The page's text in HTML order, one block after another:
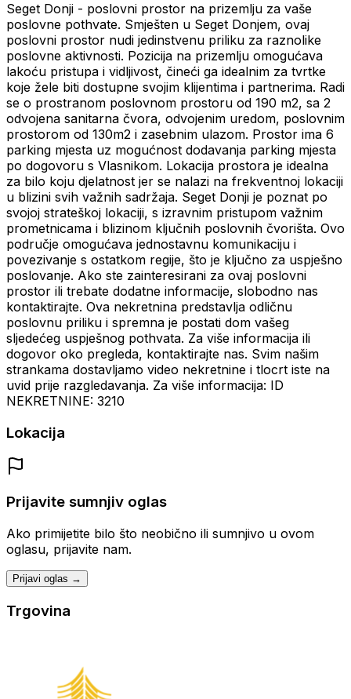
Seget Donji - poslovni prostor na prizemlju za vaše
poslovne pothvate. Smješten u Seget Donjem, ovaj
poslovni prostor nudi jedinstvenu priliku za raznolike
poslovne aktivnosti. Pozicija na prizemlju omogućava
lakoću pristupa i vidljivost, čineći ga idealnim za tvrtke
koje žele biti dostupne svojim klijentima i partnerima. Radi
se o prostranom poslovnom prostoru od 190 m2, sa 2
odvojena sanitarna čvora, odvojenim uredom, poslovnim
prostorom od 130m2 i zasebnim ulazom. Prostor ima 6
parking mjesta uz mogućnost dodavanja parking mjesta
po dogovoru s Vlasnikom. Lokacija prostora je idealna
za bilo koju djelatnost jer se nalazi na frekventnoj lokaciji
u blizini svih važnih sadržaja. Seget Donji je poznat po
svojoj strateškoj lokaciji, s izravnim pristupom važnim
prometnicama i blizinom ključnih poslovnih čvorišta. Ovo
područje omogućava jednostavnu komunikaciju i
povezivanje s ostatkom regije, što je ključno za uspješno
poslovanje. Ako ste zainteresirani za ovaj poslovni
prostor ili trebate dodatne informacije, slobodno nas
kontaktirajte. Ova nekretnina predstavlja odličnu
poslovnu priliku i spremna je postati dom vašeg
sljedećeg uspješnog pothvata. Za više informacija ili
dogovor oko pregleda, kontaktirajte nas. Svim našim
strankama dostavljamo video nekretnine i tlocrt iste na
uvid prije razgledavanja. Za više informacija: ID
NEKRETNINE: 3210
Lokacija
Prijavite sumnjiv oglas
Ako primijetite bilo što neobično ili sumnjivo u ovom
oglasu, prijavite nam.
Prijavi oglas →
Trgovina